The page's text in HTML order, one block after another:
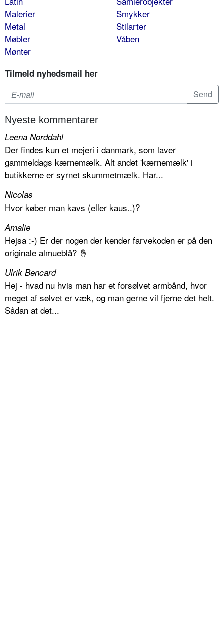
Malerier
Metal
Møbler
Mønter
Smykker
Stilarter
Våben
Tilmeld nyhedsmail her
Nyeste kommentarer
Leena Norddahl
Der findes kun et mejeri i danmark, som laver
gammeldags kærnemælk. Alt andet 'kærnemælk' i
butikkerne er syrnet skummetmælk. Har...
Nicolas
Hvor køber man kavs (eller kaus..)?
Amalie
Hejsa :-) Er der nogen der kender farvekoden er på den
originale almueblå? 🤞
Ulrik Bencard
Hej - hvad nu hvis man har et forsølvet armbånd, hvor
meget af sølvet er væk, og man gerne vil fjerne det helt.
Sådan at det...